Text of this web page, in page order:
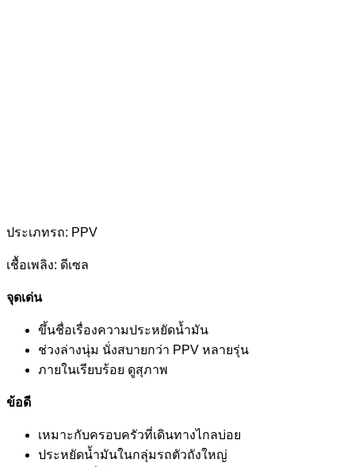
ประเภทรถ: PPV
เชื้อเพลิง: ดีเซล
จุดเด่น
ขึ้นชื่อเรื่องความประหยัดน้ำมัน
ช่วงล่างนุ่ม นั่งสบายกว่า PPV หลายรุ่น
ภายในเรียบร้อย ดูสุภาพ
ข้อดี
เหมาะกับครอบครัวที่เดินทางไกลบ่อย
ประหยัดน้ำมันในกลุ่มรถตัวถังใหญ่